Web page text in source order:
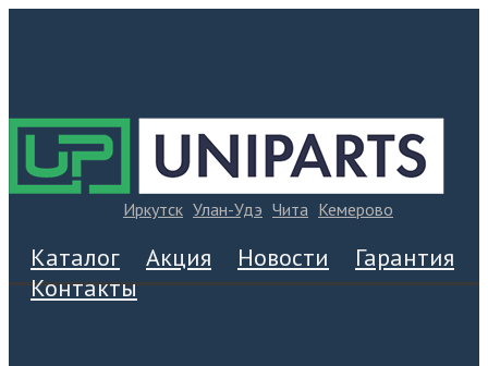
Иркутск Улан-Удэ Чита Кемерово
Каталог Акция Новости
Гарантия
Контакты